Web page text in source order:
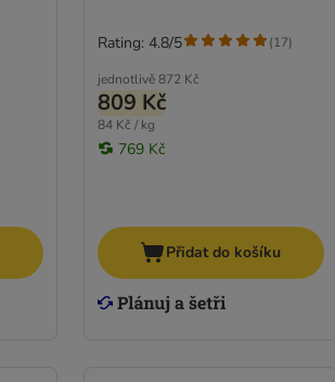
jednotlivě 872 Kč
809 Kč
84 Kč / kg
769 Kč
Rating: 4.8/5 (17)
Přidat do košíku